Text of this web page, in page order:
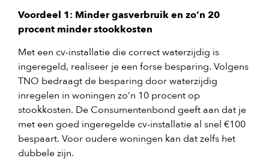
Voordeel 1: Minder gasverbruik en zo’n 20
procent minder stookkosten
Met een cv-installatie die correct waterzijdig is
ingeregeld, realiseer je een forse besparing. Volgens
TNO bedraagt de besparing door waterzijdig
inregelen in woningen zo’n 10 procent op
stookkosten. De Consumentenbond geeft aan dat je
met een goed ingeregelde cv-installatie al snel €100
bespaart. Voor oudere woningen kan dat zelfs het
dubbele zijn.